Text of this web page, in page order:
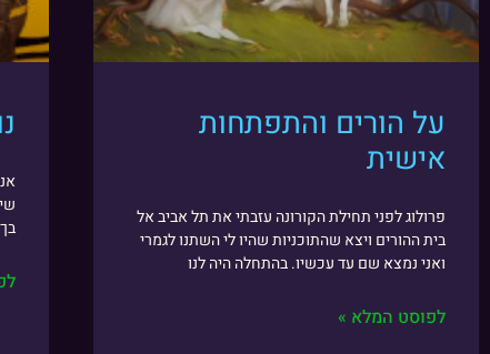
על הורים והתפתחות
אישית
פרולוג לפני תחילת הקורונה עזבתי את תל אביב אל
בית ההורים ויצא שהתוכניות שהיו לי השתנו לגמרי
ואני נמצא שם עד עכשיו. בהתחלה היה לנו
לפוסט המלא »